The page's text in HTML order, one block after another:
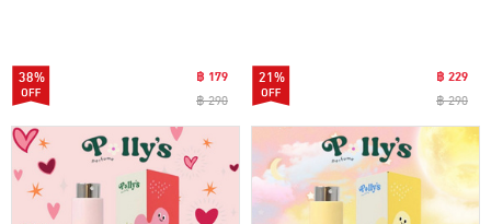
38%
฿ 179
฿ 290
21%
฿ 229
฿ 290